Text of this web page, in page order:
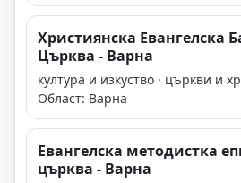
Християнска Евангелска
Църква - Варна
култура и изкуство · църкви и
Област: Варна
Евангелска методистка
църква - Варна